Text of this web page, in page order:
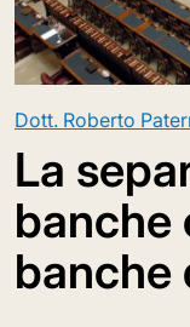
Dott. Roberto
La
banche
banche